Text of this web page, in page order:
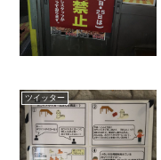
ツイッター